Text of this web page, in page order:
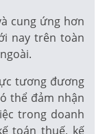
cung ứng hơn
nay trên toàn
tương đương
thể đảm nhận
trong doanh
toán thuế, kế